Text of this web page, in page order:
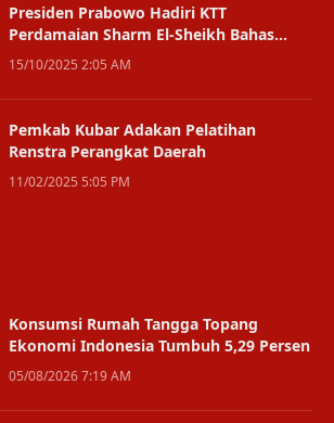
Presiden Prabowo Hadiri KTT
Perdamaian Sharm El-Sheikh Bahas
Akhir Konflik Gaza
15/10/2025 2:05 AM
Pemkab Kubar Adakan Pelatihan
Renstra Perangkat Daerah
11/02/2025 5:05 PM
Konsumsi Rumah Tangga Topang
Ekonomi Indonesia Tumbuh 5,29 Persen
05/08/2026 7:19 AM